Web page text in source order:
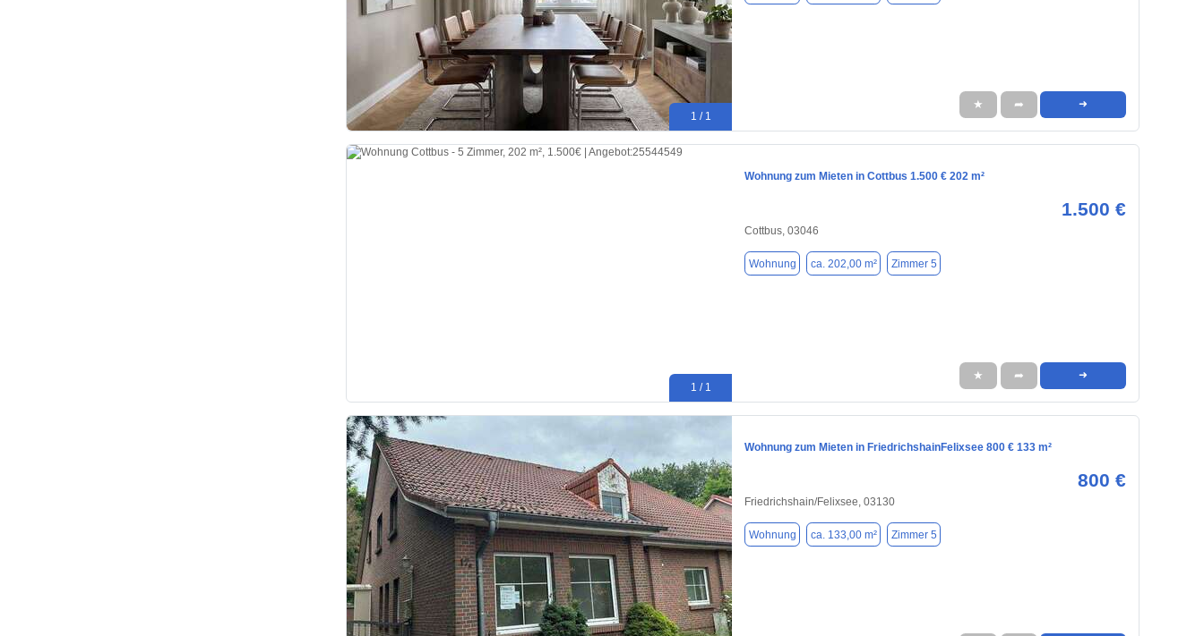
1 / 1
★ ➦ ➜
1 / 1
Wohnung zum Mieten in Cottbus 1.500 € 202 m²
1.500 €
Cottbus, 03046
Wohnung ca. 202,00 m² Zimmer 5
★ ➦ ➜
Wohnung zum Mieten in FriedrichshainFelixsee 800 € 133 m²
800 €
Friedrichshain/Felixsee, 03130
Wohnung ca. 133,00 m² Zimmer 5